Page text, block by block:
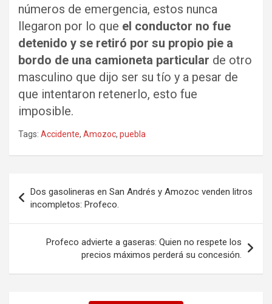
números de emergencia, estos nunca
llegaron por lo que el conductor no fue
detenido y se retiró por su propio pie a
bordo de una camioneta particular de otro
masculino que dijo ser su tío y a pesar de
que intentaron retenerlo, esto fue
imposible.
Tags: Accidente, Amozoc, puebla
de
entradas
Dos gasolineras en San Andrés y Amozoc venden litros
incompletos: Profeco.
Profeco advierte a gaseras: Quien no respete los
precios máximos perderá su concesión.